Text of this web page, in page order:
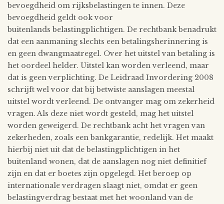
bevoegdheid om rijksbelastingen te innen. Deze
bevoegdheid geldt ook voor
buitenlands belastingplichtigen. De rechtbank benadrukt
dat een aanmaning slechts een betalingsherinnering is
en geen dwangmaatregel. Over het uitstel van betaling is
het oordeel helder. Uitstel kan worden verleend, maar
dat is geen verplichting. De Leidraad Invordering 2008
schrijft wel voor dat bij betwiste aanslagen meestal
uitstel wordt verleend. De ontvanger mag om zekerheid
vragen. Als deze niet wordt gesteld, mag het uitstel
worden geweigerd. De rechtbank acht het vragen van
zekerheden, zoals een bankgarantie, redelijk. Het maakt
hierbij niet uit dat de belastingplichtigen in het
buitenland wonen, dat de aanslagen nog niet definitief
zijn en dat er boetes zijn opgelegd. Het beroep op
internationale verdragen slaagt niet, omdat er geen
belastingverdrag bestaat met het woonland van de